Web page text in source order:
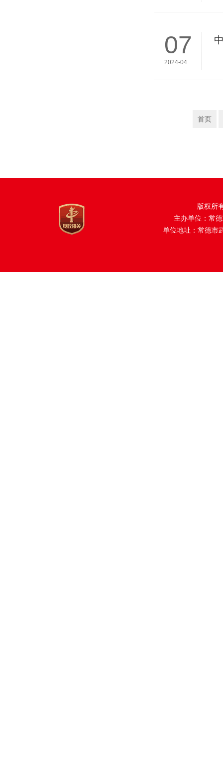
07
2024-04
首页
版权所
主办单位：常
单位地址：常德市